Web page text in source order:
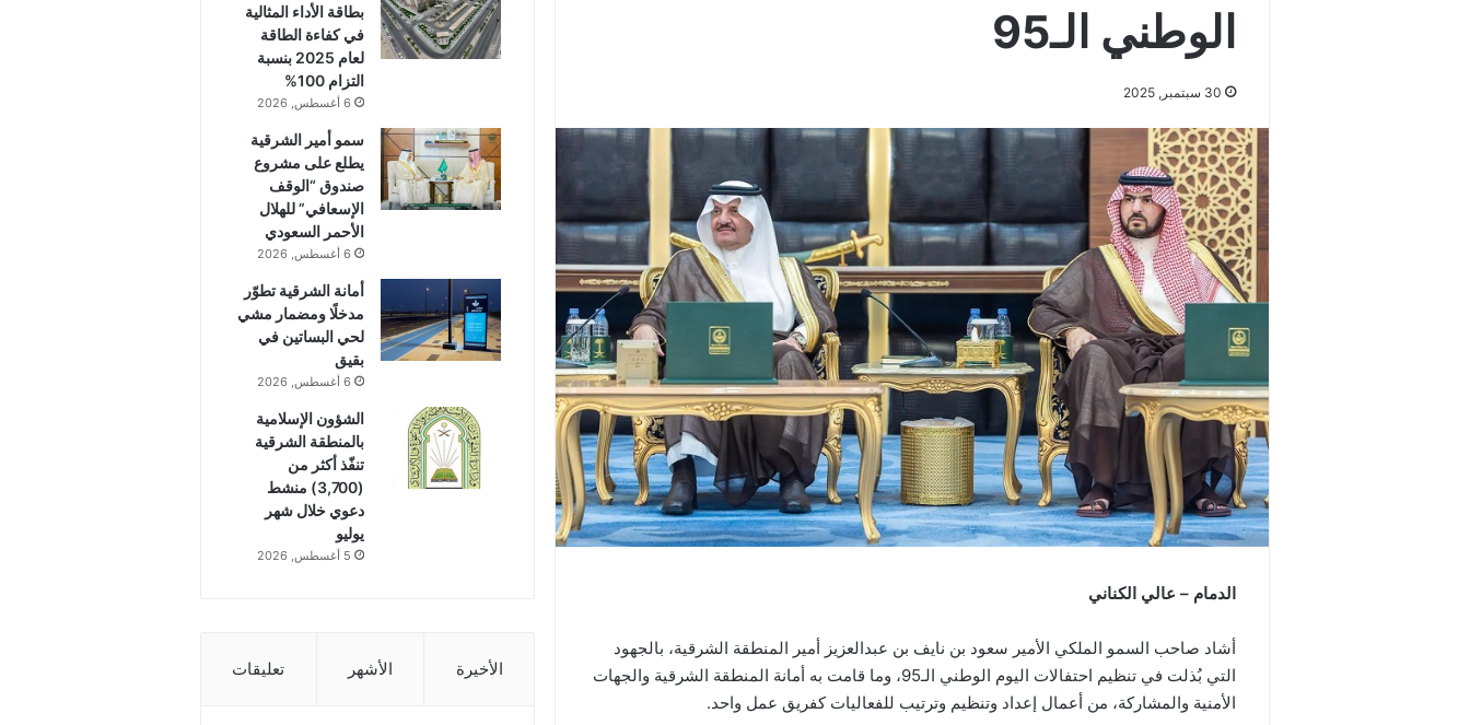
الوطني الـ95
30 سبتمبر, 2025
الدمام – عالي الكناني
أشاد صاحب السمو الملكي الأمير سعود بن نايف بن عبدالعزيز أمير المنطقة الشرقية، بالجهود
التي بُذلت في تنظيم احتفالات اليوم الوطني الـ95، وما قامت به أمانة المنطقة الشرقية والجهات
الأمنية والمشاركة، من أعمال إعداد وتنظيم وترتيب للفعاليات كفريق عمل واحد.
بطاقة الأداء المثالية
في كفاءة الطاقة
لعام 2025 بنسبة
التزام 100%
6 أغسطس, 2026
سمو أمير الشرقية
يطلع على مشروع
صندوق “الوقف
الإسعافي” للهلال
الأحمر السعودي
6 أغسطس, 2026
أمانة الشرقية تطوّر
مدخلًا ومضمار مشي
لحي البساتين في
بقيق
6 أغسطس, 2026
الشؤون الإسلامية
بالمنطقة الشرقية
تنفّذ أكثر من
(3,700) منشط
دعوي خلال شهر
يوليو
5 أغسطس, 2026
الأخيرة الأشهر تعليقات